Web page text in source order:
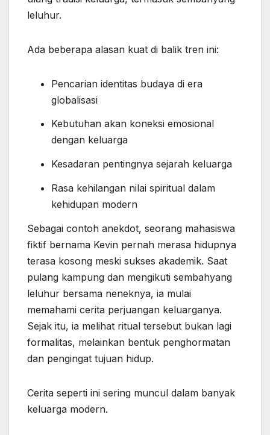
leluhur.
Ada beberapa alasan kuat di balik tren ini:
Pencarian identitas budaya di era
globalisasi
Kebutuhan akan koneksi emosional
dengan keluarga
Kesadaran pentingnya sejarah keluarga
Rasa kehilangan nilai spiritual dalam
kehidupan modern
Sebagai contoh anekdot, seorang mahasiswa
fiktif bernama Kevin pernah merasa hidupnya
terasa kosong meski sukses akademik. Saat
pulang kampung dan mengikuti sembahyang
leluhur bersama neneknya, ia mulai
memahami cerita perjuangan keluarganya.
Sejak itu, ia melihat ritual tersebut bukan lagi
formalitas, melainkan bentuk penghormatan
dan pengingat tujuan hidup.
Cerita seperti ini sering muncul dalam banyak
keluarga modern.